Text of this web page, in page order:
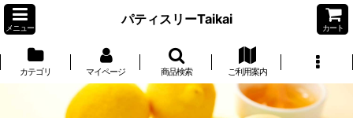
メニュー
パティスリーTaikai
カート
カテゴリ マイページ 商品検索 ご利用案内